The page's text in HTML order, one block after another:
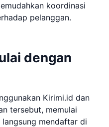
koordinasi
pelanggan.
dengan
Kirimi.id dan
tersebut, memulai
mendaftar di